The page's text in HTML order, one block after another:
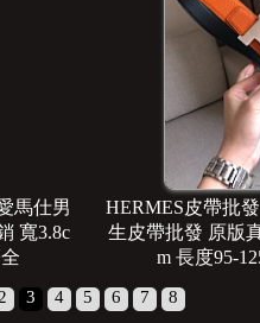
馬仕男
寬3.8c
HERMES皮帶批
生皮帶批發 原版
m 長度95-
2 3 4 5 6 7 8